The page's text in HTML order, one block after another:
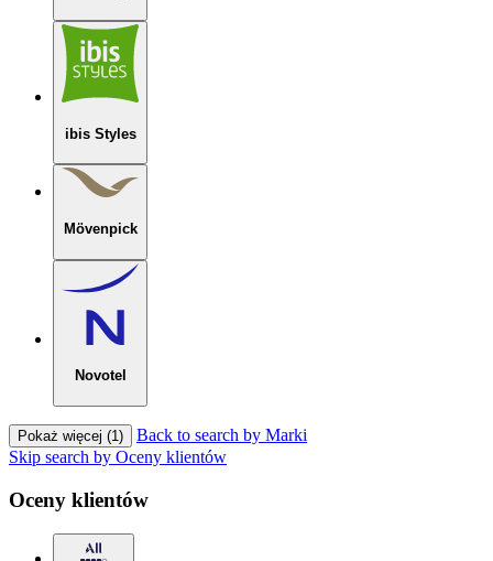
ibis Styles
Mövenpick
Novotel
Pokaż więcej (1)
Back to search by Marki
Skip search by Oceny klientów
Oceny klientów